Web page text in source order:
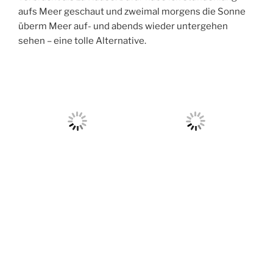
aufs Meer geschaut und zweimal morgens die Sonne
überm Meer auf- und abends wieder untergehen
sehen – eine tolle Alternative.